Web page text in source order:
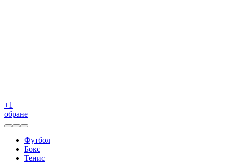
+1
обране
Футбол
Бокс
Тенис